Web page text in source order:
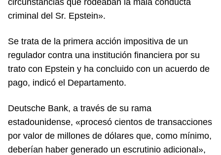
criminal del Sr. Epstein».
Se trata de la primera acción impositiva de un
regulador contra una institución financiera por su
trato con Epstein y ha concluido con un acuerdo de
pago, indicó el Departamento.
Deutsche Bank, a través de su rama
estadounidense, «procesó cientos de transacciones
por valor de millones de dólares que, como mínimo,
deberían haber generado un escrutinio adicional»,